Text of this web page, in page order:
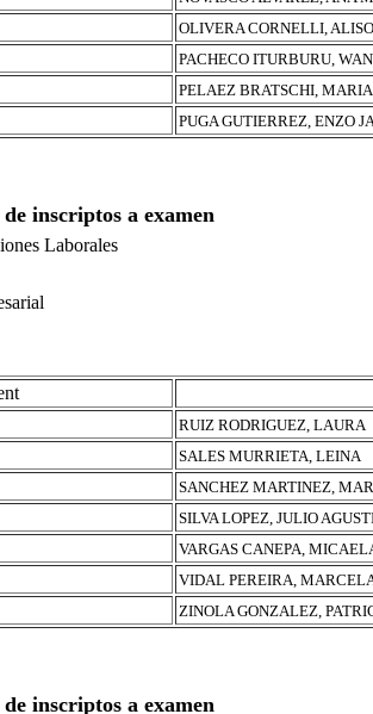
OLIVERA CORNELLI,
PACHECO ITURBURU,
PELAEZ BRATSCHI,
PUGA GUTIERREZ, ENZO
inscriptos a examen
Laborales
RUIZ RODRIGUEZ, LAURA
SALES MURRIETA, LEINA
SANCHEZ MARTINEZ,
SILVA LOPEZ, JULIO
VARGAS CANEPA,
VIDAL PEREIRA,
ZINOLA GONZALEZ,
inscriptos a examen